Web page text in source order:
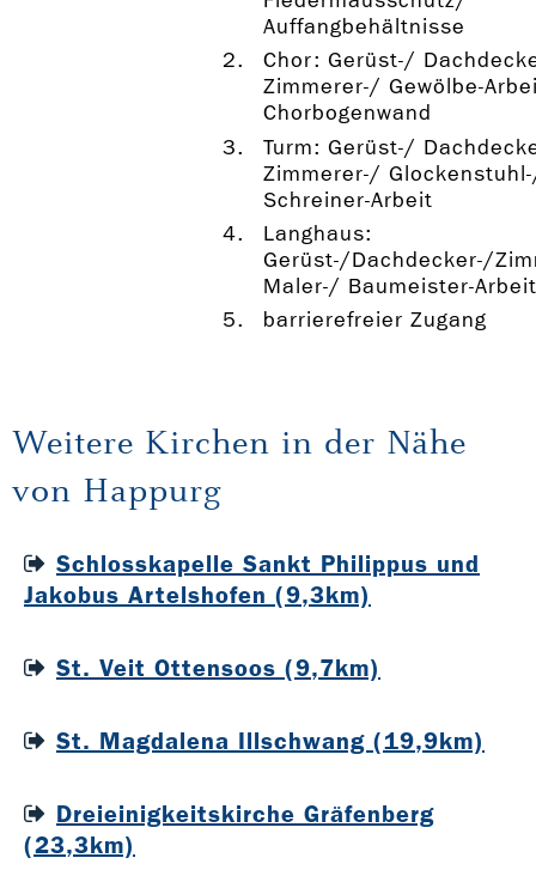
Auffangbehältnisse
Chor: Gerüst-/
Zimmerer-/ Gewölbe-
Chorbogenwand
Turm: Gerüst-/
Zimmerer-/
Schreiner-Arbeit
Langhaus:
Gerüst-/Dachdecker-/
Maler-/ Baumeister-
barrierefreier Zugang
Weitere Kirchen in der Nähe
von Happurg
Schlosskapelle Sankt Philippus und
Jakobus Artelshofen (9,3km)
St. Veit Ottensoos (9,7km)
St. Magdalena Illschwang (19,9km)
Dreieinigkeitskirche Gräfenberg
(23,3km)